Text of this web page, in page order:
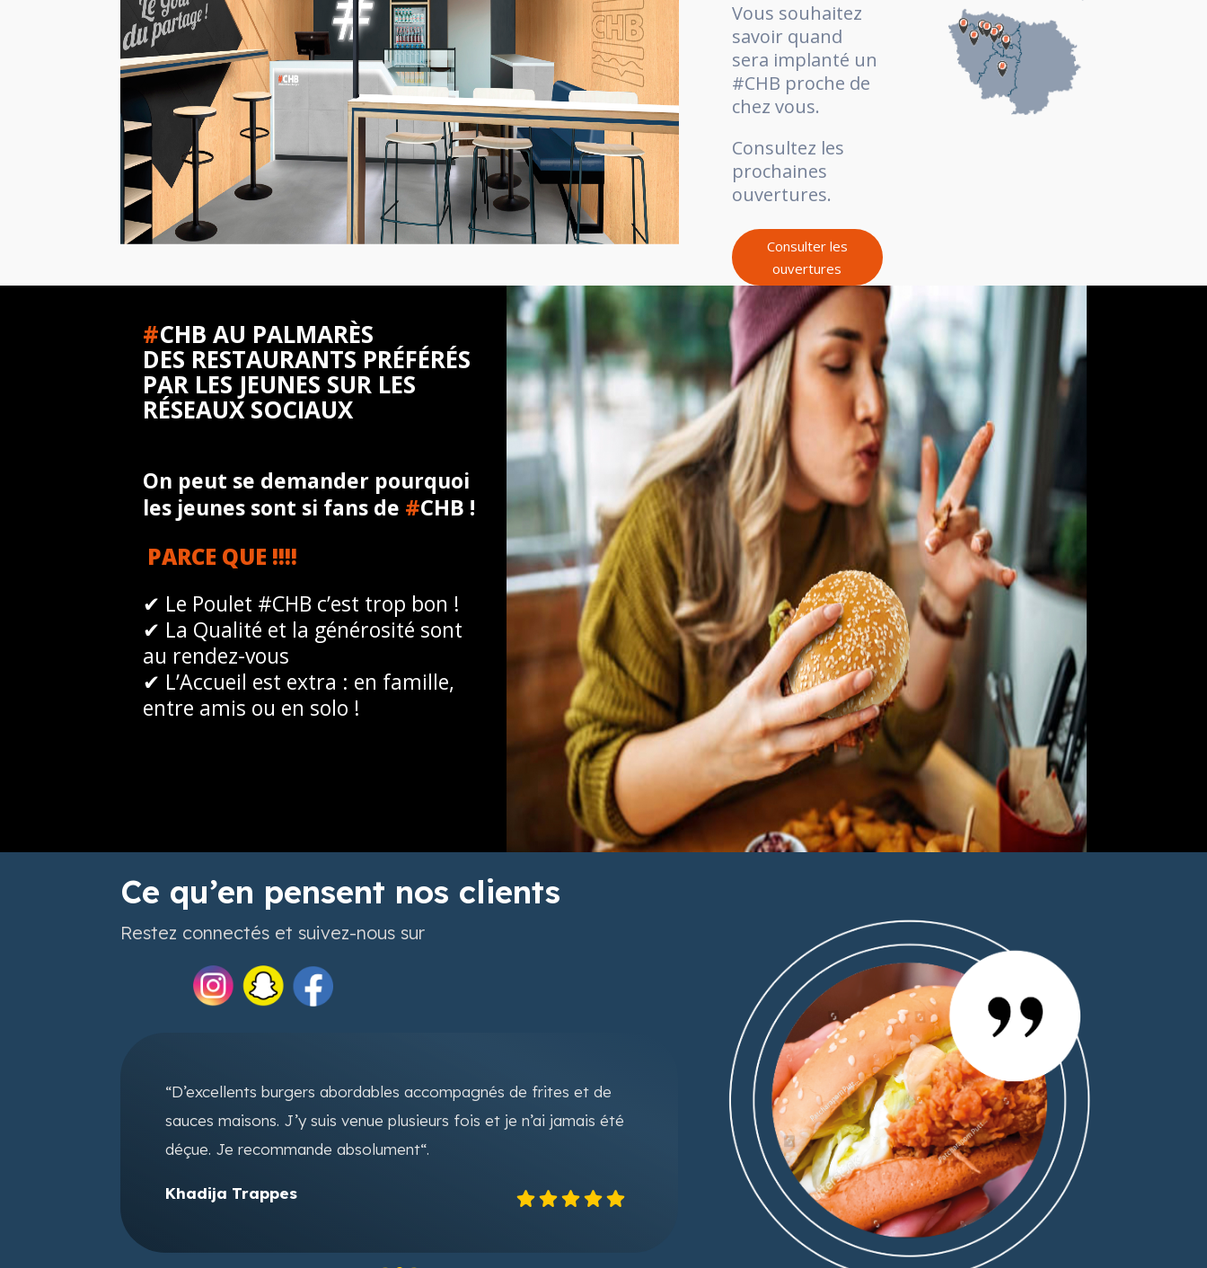
Vous souhaitez
savoir quand
sera implanté un
#CHB proche de
chez vous.
Consultez les
prochaines
ouvertures.
Consulter les
ouvertures
#CHB AU PALMARÈS
DES RESTAURANTS PRÉFÉRÉS
PAR LES JEUNES SUR LES
RÉSEAUX SOCIAUX
On peut se demander pourquoi
les jeunes sont si fans de #CHB !
PARCE QUE !!!!
✔ Le Poulet #CHB c’est trop bon !
✔ La Qualité et la générosité sont
au rendez-vous
✔ L’Accueil est extra : en famille,
entre amis ou en solo !
Ce qu’en pensent nos clients
Restez connectés et suivez-nous sur
“D’excellents burgers abordables accompagnés de frites et de
sauces maisons. J’y suis venue plusieurs fois et je n’ai jamais été
déçue. Je recommande absolument“.
Khadija Trappes
“Parfait ! Serveur très sympa ! Salle très bien décorée ! Frites
parfaites, le poulet mariné, il est vraiment incroyable ! C’est une
bonne adresse il faut y aller “
Quentin de Mantes-la-Jolie